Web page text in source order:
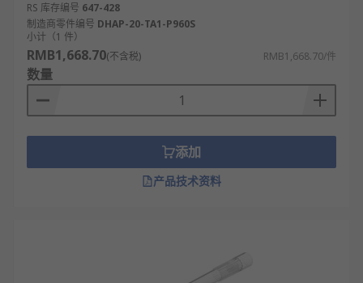
RS 库存编号 647-428
制造商零件编号 DHAP-20-TA1-P960S
小计（1 件）
RMB1,668.70(不含税) RMB1,668.70/件
数量
添加
产品技术资料